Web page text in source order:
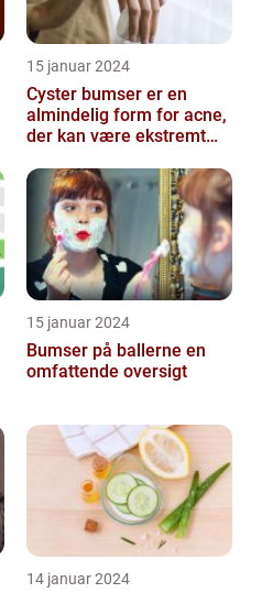
15 januar 2024
Cyster bumser er en
almindelig form for acne,
der kan være ekstremt
belastende for d...
15 januar 2024
Bumser på ballerne en
omfattende oversigt
14 januar 2024